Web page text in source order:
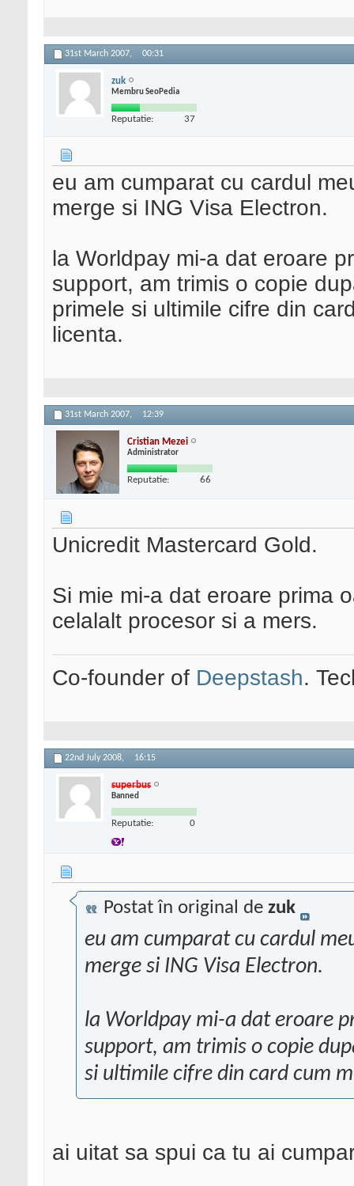
31st March 2007, 00:31
zuk
Membru SeoPedia
Reputatie: 37
eu am cumparat cu cardul
merge si ING Visa Electron.
la Worldpay mi-a dat eroare
support, am trimis o copie
primele si ultimile cifre din
licenta.
31st March 2007, 12:39
Cristian Mezei
Administrator
Reputatie: 66
Unicredit Mastercard Gold.
Si mie mi-a dat eroare prima
celalalt procesor si a mers.
Co-founder of Deepstash.
22nd July 2008, 16:15
superbus
Banned
Reputatie: 0
Postat în original de zuk
eu am cumparat cu cardul
merge si ING Visa Electron.
la Worldpay mi-a dat eroare
support, am trimis o copie
si ultimile cifre din card cum
ai uitat sa spui ca tu ai